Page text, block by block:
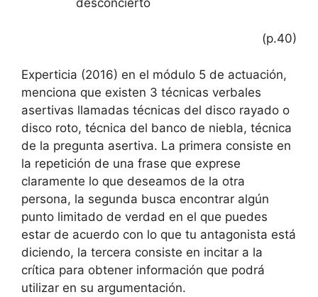
(p.40)
Experticia (2016) en el módulo 5 de actuación,
menciona que existen 3 técnicas verbales
asertivas llamadas técnicas del disco rayado o
disco roto, técnica del banco de niebla, técnica
de la pregunta asertiva. La primera consiste en
la repetición de una frase que exprese
claramente lo que deseamos de la otra
persona, la segunda busca encontrar algún
punto limitado de verdad en el que puedes
estar de acuerdo con lo que tu antagonista está
diciendo, la tercera consiste en incitar a la
crítica para obtener información que podrá
utilizar en su argumentación.